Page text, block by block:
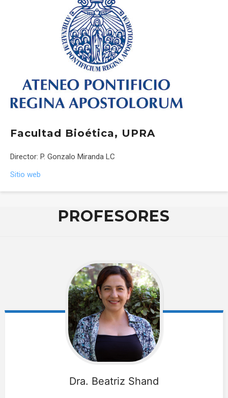
Facultad Bioética, UPRA
Director: P. Gonzalo Miranda LC
Sitio web
PROFESORES
Dra. Beatriz Shand